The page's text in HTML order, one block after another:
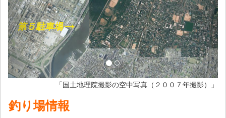
「国土地理院撮影の空中写真（２００７年撮影）」
釣り場情報